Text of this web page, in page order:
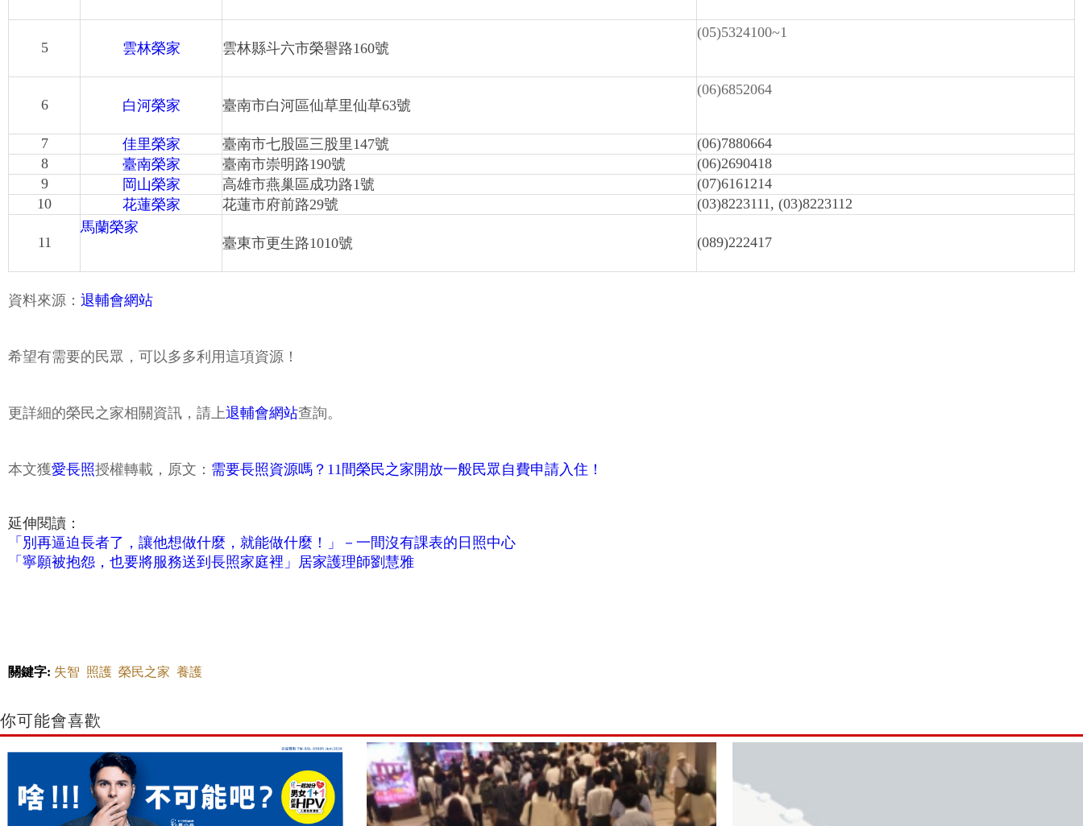
5 雲林榮家 雲林縣斗六市榮譽路160號
(05)5324100~1
6 白河榮家 臺南市白河區仙草里仙草63號
(06)6852064
7 佳里榮家 臺南市七股區三股里147號
(06)7880664
8
臺南榮家 臺南市崇明路190號
(06)2690418
9
岡山榮家 高雄市燕巢區成功路1號
(07)6161214
10
花蓮榮家 花蓮市府前路29號 (03)8223111, (03)8223112
11
馬蘭榮家
臺東市更生路1010號
(089)222417
資料來源： 退輔會網站
希望有需要的民眾，可以多多利用這項資源！
更詳細的榮民之家相關資訊，請上退輔會網站查詢。
本文獲愛長照授權轉載，原文： 需要長照資源嗎？11間榮民之家開放一般民眾自費申請入住！
延伸閱讀：
「別再逼迫長者了，讓他想做什麼，就能做什麼！」－一間沒有課表的日照中心
「寧願被抱怨，也要將服務送到長照家庭裡」居家護理師劉慧雅
關鍵字: 失智 照護 榮民之家 養護
你可能會喜歡